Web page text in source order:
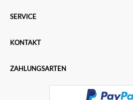
SERVICE
KONTAKT
ZAHLUNGSARTEN